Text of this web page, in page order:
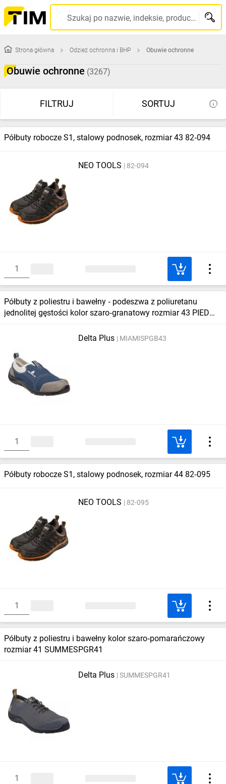
Szukaj po nazwie, indeksie, producencie, kodzie kreskowym...
Strona główna Odzież ochronna i BHP Obuwie ochronne
Obuwie ochronne (3267)
FILTRUJ SORTUJ
Półbuty robocze S1, stalowy podnosek, rozmiar 43 82‑094
NEO TOOLS 82-094
Półbuty z poliestru i bawełny ‑ podeszwa z poliuretanu
jednolitej gęstości kolor szaro‑granatowy rozmiar 43 PIED
Delta Plus
MIAMISPGB43
Półbuty robocze S1, stalowy podnosek, rozmiar 44 82‑095
NEO TOOLS 82-095
Półbuty z poliestru i bawełny kolor szaro‑pomarańczowy
rozmiar 41 SUMMESPGR41
Delta Plus SUMMESPGR41